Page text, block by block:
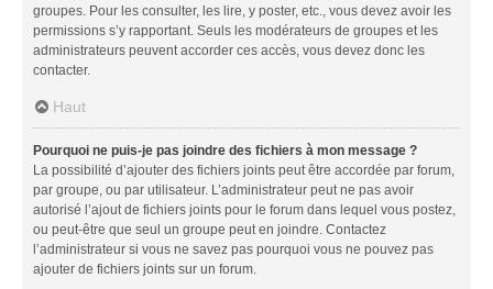
groupes. Pour les consulter, les lire, y poster, etc., vous devez avoir les
permissions s’y rapportant. Seuls les modérateurs de groupes et les
administrateurs peuvent accorder ces accès, vous devez donc les
contacter.
Haut
Pourquoi ne puis-je pas joindre des fichiers à mon message ?
La possibilité d’ajouter des fichiers joints peut être accordée par forum,
par groupe, ou par utilisateur. L’administrateur peut ne pas avoir
autorisé l’ajout de fichiers joints pour le forum dans lequel vous postez,
ou peut-être que seul un groupe peut en joindre. Contactez
l’administrateur si vous ne savez pas pourquoi vous ne pouvez pas
ajouter de fichiers joints sur un forum.